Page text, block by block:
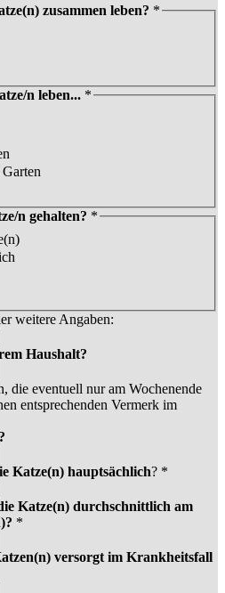
zusammen leben? *
n leben... *
n gehalten? *
weitere Angaben:
Haushalt?
die eventuell nur am Wochenende
entsprechenden Vermerk im
Katze(n) hauptsächlich? *
Katze(n) durchschnittlich am
*
versorgt im Krankheitsfall